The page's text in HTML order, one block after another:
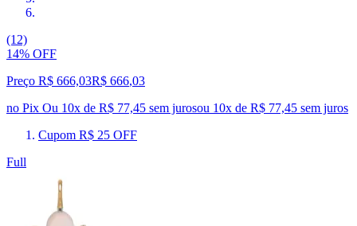
(12)
14% OFF
Preço R$ 666,03R$ 666,03
no Pix Ou 10x de R$ 77,45 sem jurosou 10x de R$ 77,45 sem juros
Cupom R$ 25 OFF
Full